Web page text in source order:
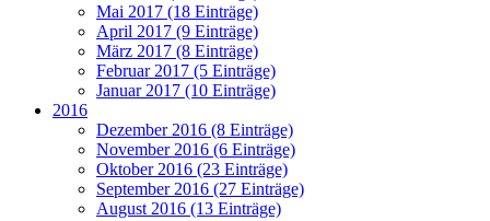
Mai 2017 (18 Einträge)
April 2017 (9 Einträge)
März 2017 (8 Einträge)
Februar 2017 (5 Einträge)
Januar 2017 (10 Einträge)
2016
Dezember 2016 (8 Einträge)
November 2016 (6 Einträge)
Oktober 2016 (23 Einträge)
September 2016 (27 Einträge)
August 2016 (13 Einträge)